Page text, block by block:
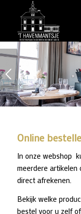
Online
In onze webshop
meerdere artikelen
direct afrekenen.
Bekijk welke
bestel voor u zelf